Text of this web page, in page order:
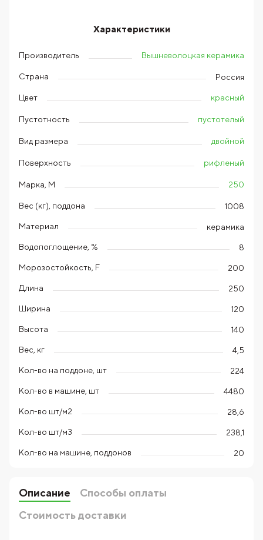
Характеристики
Производитель Вышневолоцкая керамика
Страна Россия
Цвет красный
Пустотность пустотелый
Вид размера двойной
Поверхность рифленый
Марка, М 250
Вес (кг), поддона 1008
Материал керамика
Водопоглощение, % 8
Морозостойкость, F 200
Длина 250
Ширина 120
Высота 140
Вес, кг 4,5
Кол-во на поддоне, шт 224
Кол-во в машине, шт 4480
Кол-во шт/м2 28,6
Кол-во шт/м3 238,1
Кол-во на машине, поддонов 20
Описание
Способы оплаты
Стоимость доставки